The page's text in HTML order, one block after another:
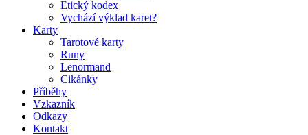
Etický kodex
Vychází výklad karet?
Karty
Tarotové karty
Runy
Lenormand
Cikánky
Příběhy
Vzkazník
Odkazy
Kontakt